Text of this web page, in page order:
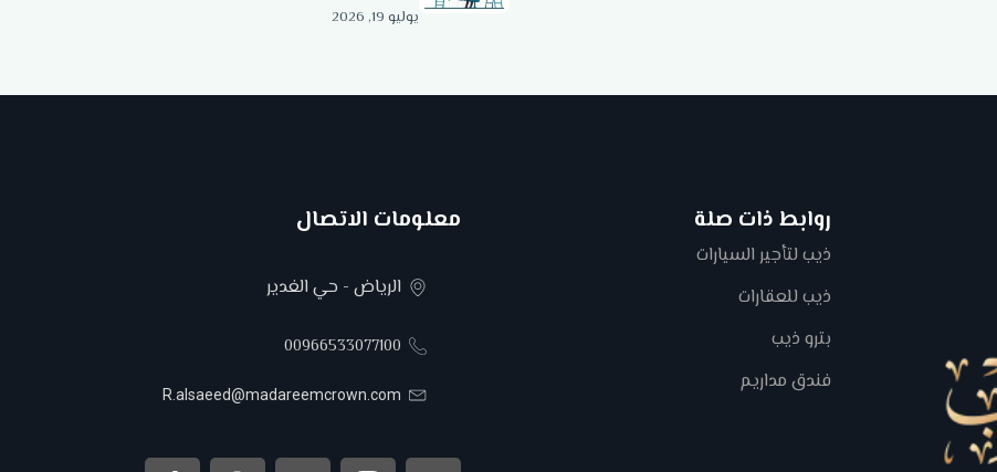
يوليو 19, 2026
روابط ذات صلة
ذيب لتأجير السيارات
ذيب للعقارات
بترو ذيب
فندق مداريم
معلومات الاتصال
الرياض - حي الغدير
00966533077100
R.alsaeed@madareemcrown.com